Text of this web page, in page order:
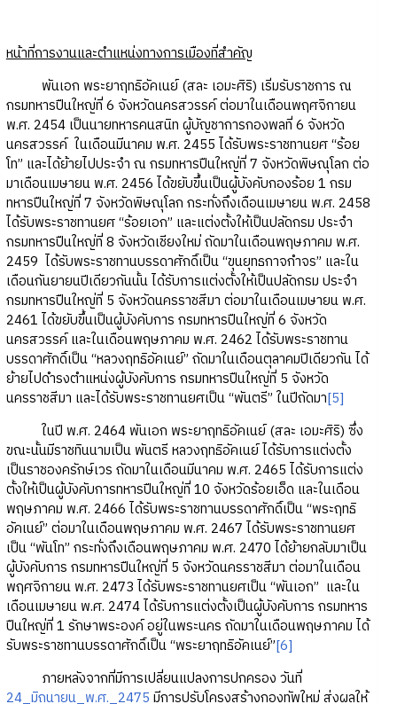
หน้าที่การงานและตำแหน่งทางการเมืองที่สำคัญ
พันเอก พระยาฤทธิอัคเนย์ (สละ เอมะศิริ) เริ่มรับราชการ ณ
กรมทหารปืนใหญ่ที่ 6 จังหวัดนครสวรรค์ ต่อมาในเดือนพฤศจิกายน
พ.ศ. 2454 เป็นนายทหารคนสนิท ผู้บัญชาการกองพลที่ 6 จังหวัด
นครสวรรค์ ในเดือนมีนาคม พ.ศ. 2455 ได้รับพระราชทานยศ “ร้อย
โท” และได้ย้ายไปประจำ ณ กรมทหารปืนใหญ่ที่ 7 จังหวัดพิษณุโลก ต่อ
มาเดือนเมษายน พ.ศ. 2456 ได้ขยับขึ้นเป็นผู้บังคับกองร้อย 1 กรม
ทหารปืนใหญ่ที่ 7 จังหวัดพิษณุโลก กระทั่งถึงเดือนเมษายน พ.ศ. 2458
ได้รับพระราชทานยศ “ร้อยเอก” และแต่งตั้งให้เป็นปลัดกรม ประจำ
กรมทหารปืนใหญ่ที่ 8 จังหวัดเชียงใหม่ ถัดมาในเดือนพฤษภาคม พ.ศ.
2459 ได้รับพระราชทานบรรดาศักดิ์เป็น “ขุนยุทธกาจกำจร” และใน
เดือนกันยายนปีเดียวกันนั้น ได้รับการแต่งตั้งให้เป็นปลัดกรม ประจำ
กรมทหารปืนใหญ่ที่ 5 จังหวัดนครราชสีมา ต่อมาในเดือนเมษายน พ.ศ.
2461 ได้ขยับขึ้นเป็นผู้บังคับการ กรมทหารปืนใหญ่ที่ 6 จังหวัด
นครสวรรค์ และในเดือนพฤษภาคม พ.ศ. 2462 ได้รับพระราชทาน
บรรดาศักดิ์เป็น “หลวงฤทธิอัคเนย์” ถัดมาในเดือนตุลาคมปีเดียวกัน ได้
ย้ายไปดำรงตำแหน่งผู้บังคับการ กรมทหารปืนใหญ่ที่ 5 จังหวัด
นครราชสีมา และได้รับพระราชทานยศเป็น “พันตรี” ในปีถัดมา[5]
ในปี พ.ศ. 2464 พันเอก พระยาฤทธิอัคเนย์ (สละ เอมะศิริ) ซึ่ง
ขณะนั้นมีราชทินนามเป็น พันตรี หลวงฤทธิอัคเนย์ ได้รับการแต่งตั้ง
เป็นราชองครักษ์เวร ถัดมาในเดือนมีนาคม พ.ศ. 2465 ได้รับการแต่ง
ตั้งให้เป็นผู้บังคับการทหารปืนใหญ่ที่ 10 จังหวัดร้อยเอ็ด และในเดือน
พฤษภาคม พ.ศ. 2466 ได้รับพระราชทานบรรดาศักดิ์เป็น “พระฤทธิ
อัคเนย์” ต่อมาในเดือนพฤษภาคม พ.ศ. 2467 ได้รับพระราชทานยศ
เป็น “พันโท” กระทั่งถึงเดือนพฤษภาคม พ.ศ. 2470 ได้ย้ายกลับมาเป็น
ผู้บังคับการ กรมทหารปืนใหญ่ที่ 5 จังหวัดนครราชสีมา ต่อมาในเดือน
พฤศจิกายน พ.ศ. 2473 ได้รับพระราชทานยศเป็น “พันเอก” และใน
เดือนเมษายน พ.ศ. 2474 ได้รับการแต่งตั้งเป็นผู้บังคับการ กรมทหาร
ปืนใหญ่ที่ 1 รักษาพระองค์ อยู่ในพระนคร ถัดมาในเดือนพฤษภาคม ได้
รับพระราชทานบรรดาศักดิ์เป็น “พระยาฤทธิอัคเนย์”[6]
ภายหลังจากที่มีการเปลี่ยนแปลงการปกครอง วันที่
24_มิถุนายน_พ.ศ._2475 มีการปรับโครงสร้างกองทัพใหม่ ส่งผลให้